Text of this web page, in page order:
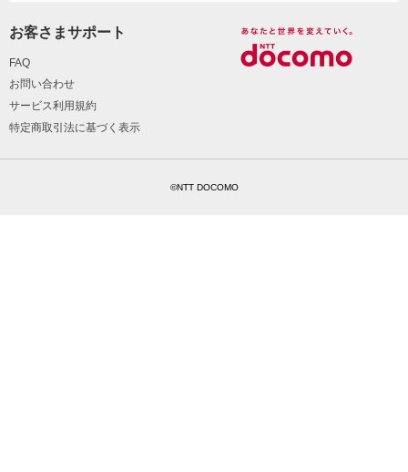
お客さまサポート
FAQ
お問い合わせ
サービス利用規約
特定商取引法に基づく表示
©NTT DOCOMO